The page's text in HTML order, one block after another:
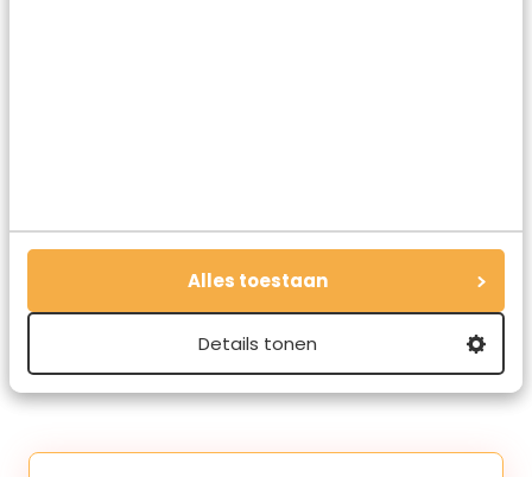
Alles toestaan
Details tonen
Deel op WhatsApp